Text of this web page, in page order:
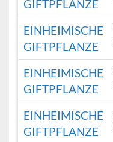
GIFTPFLANZE
EINHEIMISCHE
GIFTPFLANZE
EINHEIMISCHE
GIFTPFLANZE
EINHEIMISCHE
GIFTPFLANZE